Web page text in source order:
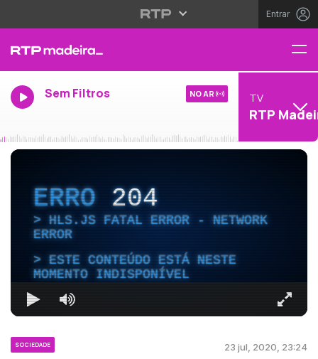
Entrar
Sem Filtros NO AR TV
RTP
ERRO204
HLS.JS FATAL ERROR - NETWORK
ERROR
ESTE CONTEÚDO ESTÁ NESTE
MOMENTO INDISPONÍVEL
SOCIEDADE 23 jul, 2020, 23:24